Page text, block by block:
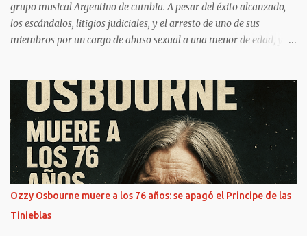
grupo musical Argentino de cumbia. A pesar del éxito alcanzado,
los escándalos, litigios judiciales, y el arresto de uno de sus
miembros por un cargo de abuso sexual a una menor de edad, y
Wachiturros? Enzo Solar, el representante de los Wachiturros ,
aclaró este miércoles por la noche que “no pasó nada” con
Lacoste. Acusó que “son todos rumores que corren” y aclaró,
además, que no es la única marca que usan los chicos de la
banda. https://www.clarin.com/fama/increible-historia-
wachiturros-estafaron-_0_Oho8csJXR.html ¿Qué pasó con los
Wachiturros 2021? Para todos aquellos que pensaron que Los
Wachiturros habían quedado en el olvido, sepan que están
errados. Leito Lencinas, Gonzalo Muñoz y Emanuel...
Ozzy Osbourne muere a los 76 años: se apagó el Principe de las
Tinieblas